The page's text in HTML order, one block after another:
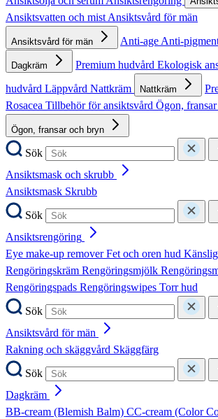
Ansiktsvatten och mistAnsiktsvård för män
Ansiktsvård för män Anti-ageAnti-
Dagkräm Premium hudvård Ekologisk
hudvård Läppvård Nattkräm Nattkräm
Rosacea Tillbehör för ansiktsvård Ögon,
Ögon, fransar och bryn
Sök
Ansiktsmask och skrubb
Ansiktsmask Skrubb
Sök
Ansiktsrengöring
Eye make-up removerFet och oren hud
Rengöringskräm Rengöringsmjölk
Rengöringspads Rengöringswipes Torr hud
Sök
Ansiktsvård för män
Rakning och skäggvård Skäggfärg
Sök
Dagkräm
BB-cream (Blemish Balm) CC-cream (Color